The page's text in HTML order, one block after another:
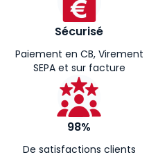
Sécurisé
Paiement en CB, Virement
SEPA et sur facture
98%
De satisfactions clients